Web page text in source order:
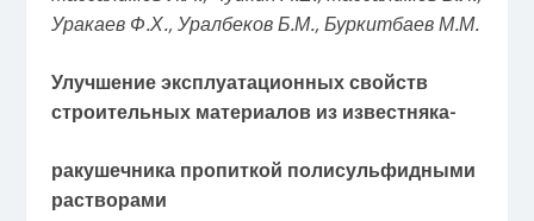
Уракаев Ф.Х., Уралбеков Б.М., Буркитбаев М.М.
Улучшение эксплуатационных свойств
строительных материалов из известняка-
ракушечника пропиткой полисульфидными
растворами